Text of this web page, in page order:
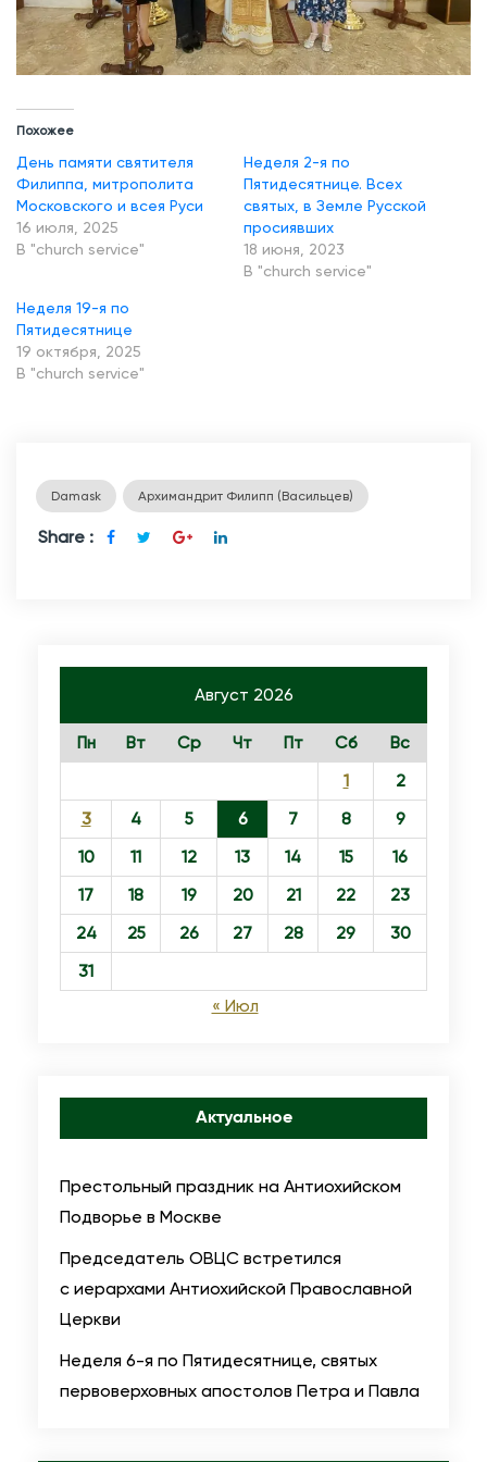
Похожее
День памяти святителя
Филиппа, митрополита
Московского и всея Руси
16 июля, 2025
В "church service"
Неделя 2-я по
Пятидесятнице. Всех
святых, в Земле Русской
просиявших
18 июня, 2023
В "church service"
Неделя 19-я по
Пятидесятнице
19 октября, 2025
В "church service"
Damask Архимандрит Филипп (Васильцев)
Share :
Август 2026
Пн Вт Ср Чт Пт Сб
Вс
1
2
3
4 5 6 7 8
9
10
11 12 13 14 15
16
17
18 19 20 21 22
23
24
25 26 27 28 29
30
31
« Июл
Актуальное
Престольный праздник на Антиохийском
Подворье в Москве
Председатель ОВЦС встретился
с иерархами Антиохийской Православной
Церкви
Неделя 6-я по Пятидесятнице, святых
первоверховных апостолов Петра и Павла